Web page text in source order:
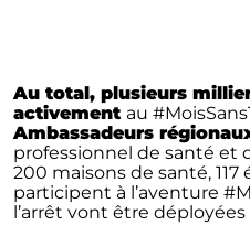
Au total, plusieurs
activement au
Ambassadeurs
professionnel de santé et
200 maisons de santé,
participent à l’aventure
l’arrêt vont être